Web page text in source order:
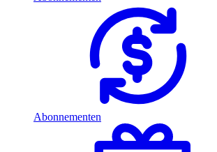
Abonnementen